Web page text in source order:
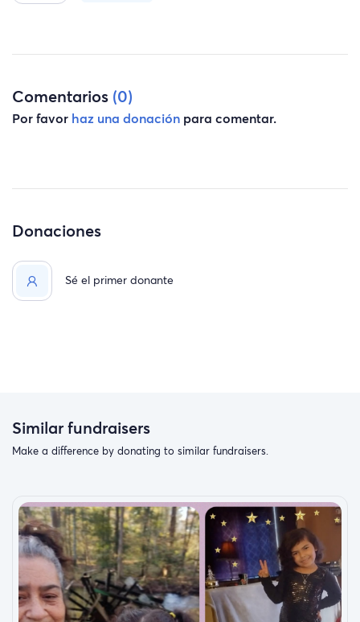
Comentarios (0)
Por favor haz una donación para comentar.
Donaciones
Sé el primer donante
Similar fundraisers
Make a difference by donating to similar fundraisers.